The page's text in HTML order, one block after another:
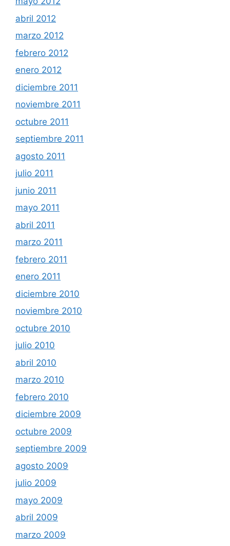
abril 2012
marzo 2012
febrero 2012
enero 2012
diciembre 2011
noviembre 2011
octubre 2011
septiembre 2011
agosto 2011
julio 2011
junio 2011
mayo 2011
abril 2011
marzo 2011
febrero 2011
enero 2011
diciembre 2010
noviembre 2010
octubre 2010
julio 2010
abril 2010
marzo 2010
febrero 2010
diciembre 2009
octubre 2009
septiembre 2009
agosto 2009
julio 2009
mayo 2009
abril 2009
marzo 2009